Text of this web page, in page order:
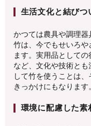
生活文化と結びつ
かつては農具や調理
竹は、今でもせいろ
ます。実用品として
など、文化や技術と
して竹を使うことは
きっかけにもなります
環境に配慮した素